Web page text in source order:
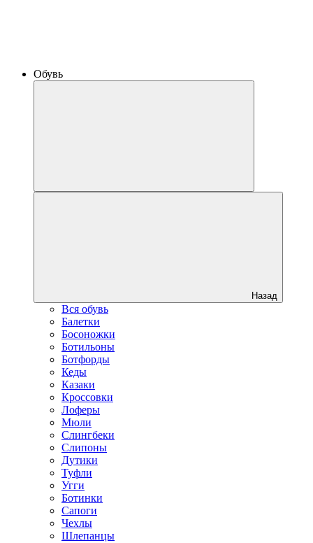
Обувь
Назад
Вся обувь
Балетки
Босоножки
Ботильоны
Ботфорды
Кеды
Казаки
Кроссовки
Лоферы
Мюли
Слингбеки
Слипоны
Дутики
Туфли
Угги
Ботинки
Сапоги
Чехлы
Шлепанцы